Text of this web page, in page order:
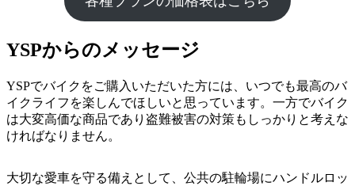
YSPからのメッセージ
YSPでバイクをご購入いただいた方には、いつでも最高のバ
イクライフを楽しんでほしいと思っています。一方でバイク
は大変高価な商品であり盗難被害の対策もしっかりと考えな
ければなりません。
大切な愛車を守る備えとして、公共の駐輪場にハンドルロッ